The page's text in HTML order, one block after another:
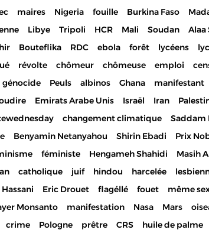
maires Nigeria fouille Burkina Faso
Libye Tripoli HCR Mali Soudan
Alaa
Bouteflika RDC ebola forêt lycéens
révolte chômeur chômeuse emploi
génocide Peuls albinos Ghana manifestant
Emirats Arabe Unis Israël Iran
changement climatique
Saddam
Benyamin Netanyahou Shirin Ebadi Prix
féministe Hengameh Shahidi
Masih
catholique juif hindou harcelée
Eric Drouet flagéllé fouet même
Monsanto manifestation Nasa Mars
crime Pologne prêtre CRS huile de palme